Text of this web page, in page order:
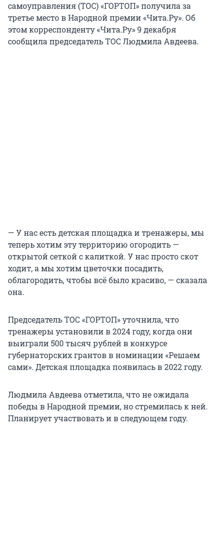
самоуправления (ТОС) «ГОРТОП» получила за
третье место в Народной премии «Чита.Ру». Об
этом корреспонденту «Чита.Ру» 9 декабря
сообщила председатель ТОС Людмила Авдеева.
— У нас есть детская площадка и тренажеры, мы
теперь хотим эту территорию огородить —
открытой сеткой с калиткой. У нас просто скот
ходит, а мы хотим цветочки посадить,
облагородить, чтобы всё было красиво, — сказала
она.
Председатель ТОС «ГОРТОП» уточнила, что
тренажеры установили в 2024 году, когда они
выиграли 500 тысяч рублей в конкурсе
губернаторских грантов в номинации «Решаем
сами». Детская площадка появилась в 2022 году.
Людмила Авдеева отметила, что не ожидала
победы в Народной премии, но стремилась к ней.
Планирует участвовать и в следующем году.